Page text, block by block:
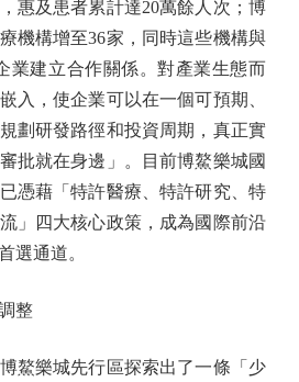
惠及患者累計達20萬餘人次；博
機構增至36家，同時這些機構與
業建立合作關係。對產業生態而
入，使企業可以在一個可預期、
劃研發路徑和投資周期，真正實
批就在身邊」。目前博鰲樂城國
憑藉「特許醫療、特許研究、特
」四大核心政策，成為國際前沿
選通道。
整
樂城先行區探索出了一條「少